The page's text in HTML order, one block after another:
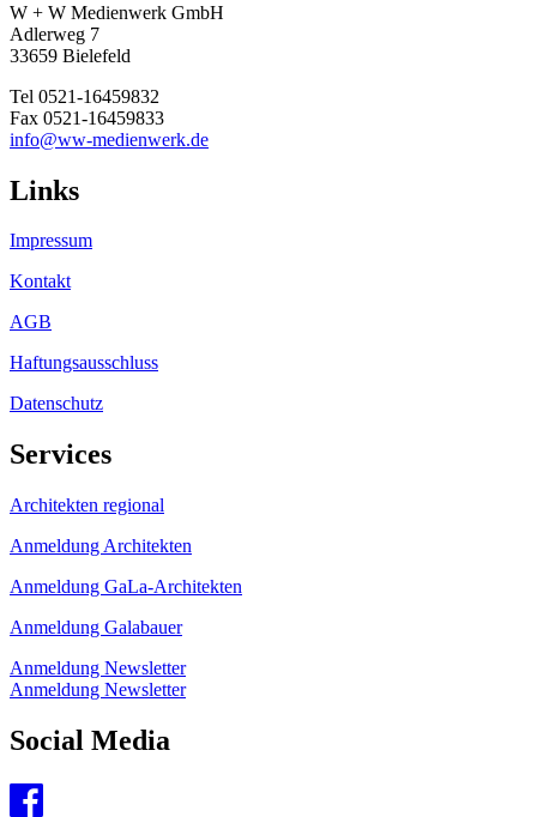
W + W Medienwerk GmbH
Adlerweg 7
33659 Bielefeld
Tel 0521-16459832
Fax 0521-16459833
info@ww-medienwerk.de
Links
Impressum
Kontakt
AGB
Haftungsausschluss
Datenschutz
Services
Architekten regional
Anmeldung Architekten
Anmeldung GaLa-Architekten
Anmeldung Galabauer
Anmeldung Newsletter
Anmeldung Newsletter
Social Media